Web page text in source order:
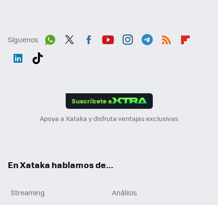
Síguenos
Suscríbete a
Apoya a Xataka y disfruta ventajas exclusivas
En Xataka hablamos de...
Streaming
Análisis